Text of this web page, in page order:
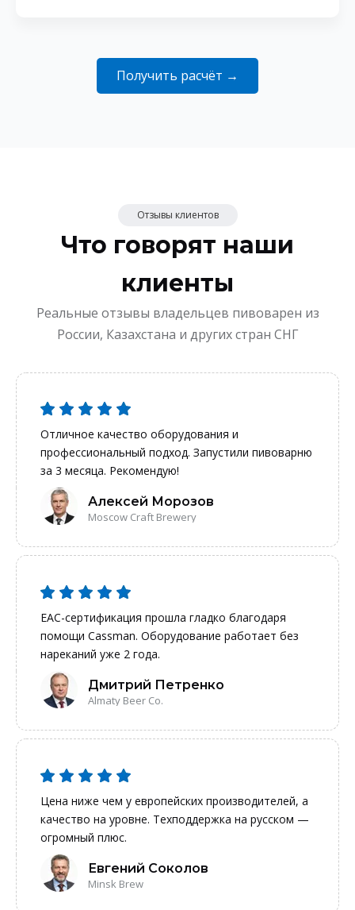
Получить расчёт →
Отзывы клиентов
Что говорят наши
клиенты
Реальные отзывы владельцев пивоварен из
России, Казахстана и других стран СНГ
Отличное качество оборудования и
профессиональный подход. Запустили пивоварню
за 3 месяца. Рекомендую!
Алексей Морозов
Moscow Craft Brewery
EAC-сертификация прошла гладко благодаря
помощи Cassman. Оборудование работает без
нареканий уже 2 года.
Дмитрий Петренко
Almaty Beer Co.
Цена ниже чем у европейских производителей, а
качество на уровне. Техподдержка на русском —
огромный плюс.
Евгений Соколов
Minsk Brew